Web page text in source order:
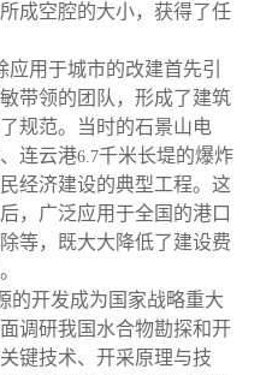
成空腔的大小，获得了任
用于城市的改建首先引
带领的团队，形成了建筑
规范。当时的石景山电
连云港6.7千米长堤的爆炸
经济建设的典型工程。这
，广泛应用于全国的港口
等，既大大降低了建设费
的开发成为国家战略重大
调研我国水合物勘探和开
键技术、开采原理与技